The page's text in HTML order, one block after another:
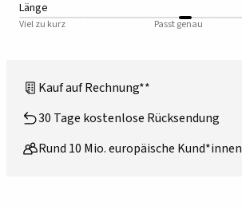
Länge
Viel zu kurz Passt genau
Kauf auf Rechnung**
30 Tage kostenlose Rücksendung
Rund 10 Mio. europäische